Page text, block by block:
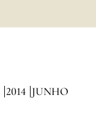
2014 JUNHO